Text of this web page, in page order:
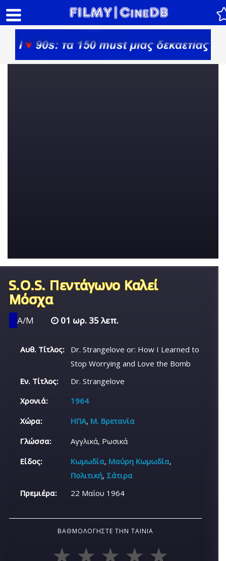
S.O.S. Πεντάγωνο Καλεί
Μόσχα
Α/Μ 01 ωρ. 35 λεπ.
Αυθ. Τίτλος:
Dr. Strangelove or: How I Learned to
Stop Worrying and Love the Bomb
Εν. Τίτλος:
Dr. Strangelove
Χρονιά:
1964
Χώρα:
ΗΠΑ, Μ. Βρετανία
Γλώσσα:
Αγγλικά, Ρωσικά
Είδος:
Κωμωδία, Μαύρη Κωμωδία,
Πολιτική, Σάτιρα
Πρεμιέρα:
22 Μαΐου 1964
ΒΑΘΜΟΛΟΓΉΣΤΕ ΤΗΝ ΤΑΙΝΊΑ